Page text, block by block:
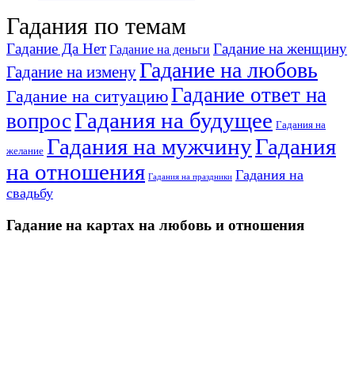
Гадания по темам
Гадание Да Нет Гадание на деньги Гадание на женщину
Гадание на изменуГадание на любовь
Гадание на ситуациюГадание ответ на
вопросГадания на будущее Гадания на
желание Гадания на мужчинуГадания
на отношения Гадания на праздники Гадания на
свадьбу
Гадание на картах на любовь и отношения